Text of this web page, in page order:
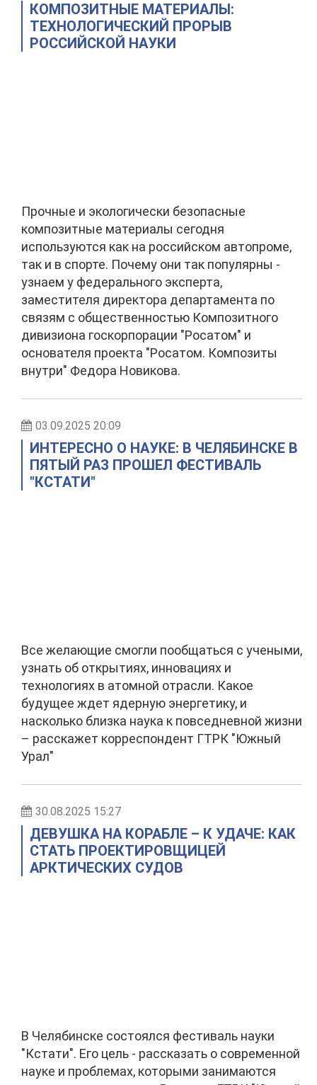
КОМПОЗИТНЫЕ МАТЕРИАЛЫ:
ТЕХНОЛОГИЧЕСКИЙ ПРОРЫВ
РОССИЙСКОЙ НАУКИ
Прочные и экологически безопасные
композитные материалы сегодня
используются как на российском автопроме,
так и в спорте. Почему они так популярны -
узнаем у федерального эксперта,
заместителя директора департамента по
связям с общественностью Композитного
дивизиона госкорпорации "Росатом" и
основателя проекта "Росатом. Композиты
внутри" Федора Новикова.
03.09.2025 20:09
ИНТЕРЕСНО О НАУКЕ: В ЧЕЛЯБИНСКЕ В
ПЯТЫЙ РАЗ ПРОШЕЛ ФЕСТИВАЛЬ
"КСТАТИ"
Все желающие смогли пообщаться с учеными,
узнать об открытиях, инновациях и
технологиях в атомной отрасли. Какое
будущее ждет ядерную энергетику, и
насколько близка наука к повседневной жизни
– расскажет корреспондент ГТРК "Южный
Урал"
30.08.2025 15:27
ДЕВУШКА НА КОРАБЛЕ – К УДАЧЕ: КАК
СТАТЬ ПРОЕКТИРОВЩИЦЕЙ
АРКТИЧЕСКИХ СУДОВ
В Челябинске состоялся фестиваль науки
"Кстати". Его цель - рассказать о современной
науке и проблемах, которыми занимаются